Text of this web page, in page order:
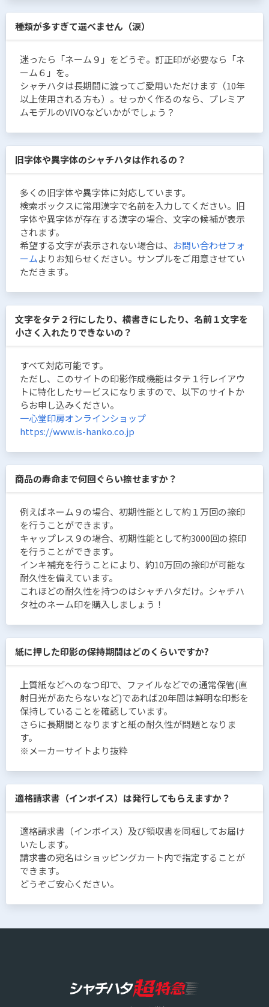
種類が多すぎて選べません（涙）
迷ったら「ネーム９」をどうぞ。訂正印が必要なら「ネ
ーム６」を。
シャチハタは長期間に渡ってご愛用いただけます（10年
以上使用される方も）。せっかく作るのなら、プレミア
ムモデルのVIVOなどいかがでしょう？
旧字体や異字体のシャチハタは作れるの？
多くの旧字体や異字体に対応しています。
検索ボックスに常用漢字で名前を入力してください。旧
字体や異字体が存在する漢字の場合、文字の候補が表示
されます。
希望する文字が表示されない場合は、 お問い合わせフォ
ームよりお知らせください。サンプルをご用意させてい
ただきます。
文字をタテ２行にしたり、横書きにしたり、名前１文字を
小さく入れたりできないの？
すべて対応可能です。
ただし、このサイトの印影作成機能はタテ１行レイアウ
トに特化したサービスになりますので、以下のサイトか
らお申し込みください。
一心堂印房オンラインショップ
https://www.is-hanko.co.jp
商品の寿命まで何回ぐらい捺せますか？
例えばネーム９の場合、初期性能として約１万回の捺印
を行うことができます。
キャップレス９の場合、初期性能として約3000回の捺印
を行うことができます。
インキ補充を行うことにより、約10万回の捺印が可能な
耐久性を備えています。
これほどの耐久性を持つのはシャチハタだけ。シャチハ
タ社のネーム印を購入しましょう！
紙に押した印影の保持期間はどのくらいですか?
上質紙などへのなつ印で、ファイルなどでの通常保管(直
射日光があたらないなど)であれば20年間は鮮明な印影を
保持していることを確認しています。
さらに長期間となりますと紙の耐久性が問題となりま
す。
※メーカーサイトより抜粋
適格請求書（インボイス）は発行してもらえますか？
適格請求書（インボイス）及び領収書を同梱してお届け
いたします。
請求書の宛名はショッピングカート内で指定することが
できます。
どうぞご安心ください。